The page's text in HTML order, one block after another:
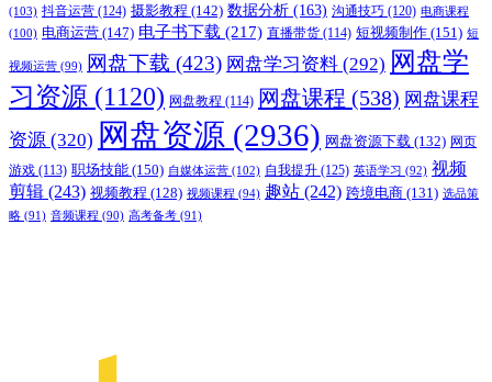
(103) 抖音运营 (124) 摄影教程 (142) 数据分析 (163) 沟通技巧 (120) 电商课程
(100) 电商运营 (147) 电子书下载 (217) 直播带货 (114) 短视频制作 (151) 短
视频运营 (99) 网盘下载 (423) 网盘学习资料 (292) 网盘学
习资源 (1120) 网盘教程 (114) 网盘课程 (538) 网盘课程
资源 (320) 网盘资源 (2936) 网盘资源下载 (132) 网页
游戏 (113) 职场技能 (150) 自媒体运营 (102) 自我提升 (125) 英语学习 (92) 视频
剪辑 (243) 视频教程 (128) 视频课程 (94) 趣站 (242) 跨境电商 (131) 选品策
略 (91) 音频课程 (90) 高考备考 (91)